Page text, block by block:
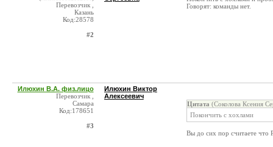
Перевозчик ,
Казань
Код:28578
#2
Говорят: команды нет.
Илюхин В.А. физ.лицо
Перевозчик ,
Самара
Код:178651
#3
Илюхин Виктор
Алексеевич
Цитата (Соколова Ксения
Покончить с хохлами
Вы до сих пор считаете что